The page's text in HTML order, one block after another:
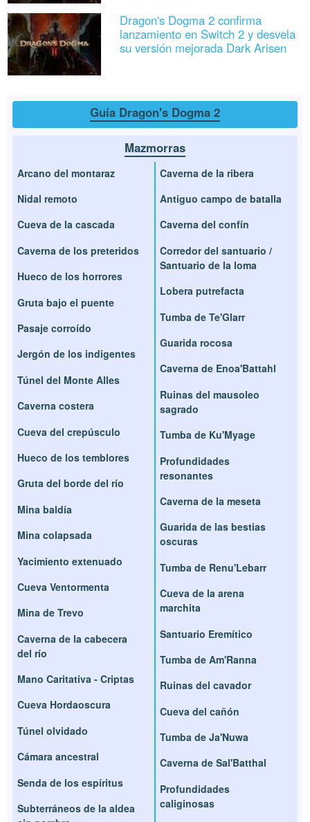
Dragon's Dogma 2 confirma
lanzamiento en Switch 2 y desvela
su versión mejorada Dark Arisen
Guía Dragon's Dogma 2
Mazmorras
Arcano del montaraz
Nidal remoto
Cueva de la cascada
Caverna de los preteridos
Hueco de los horrores
Gruta bajo el puente
Pasaje corroído
Jergón de los indigentes
Túnel del Monte Alles
Caverna costera
Cueva del crepúsculo
Hueco de los temblores
Gruta del borde del río
Mina baldía
Mina colapsada
Yacimiento extenuado
Cueva Ventormenta
Mina de Trevo
Caverna de la cabecera
del río
Mano Caritativa - Criptas
Cueva Hordaoscura
Túnel olvidado
Cámara ancestral
Senda de los espíritus
Subterráneos de la aldea
Caverna de la ribera
Antiguo campo de batalla
Caverna del confín
Corredor del santuario /
Santuario de la loma
Lobera putrefacta
Tumba de Te'Glarr
Guarida rocosa
Caverna de Enoa'Battahl
Ruinas del mausoleo
sagrado
Tumba de Ku'Myage
Profundidades
resonantes
Caverna de la meseta
Guarida de las bestias
oscuras
Tumba de Renu'Lebarr
Cueva de la arena
marchita
Santuario Eremítico
Tumba de Am'Ranna
Ruinas del cavador
Cueva del cañón
Tumba de Ja'Nuwa
Caverna de Sal'Batthal
Profundidades
caliginosas